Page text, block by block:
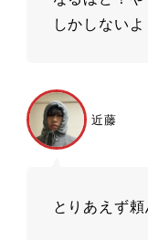
しかしないよ
近藤
とりあえず頼